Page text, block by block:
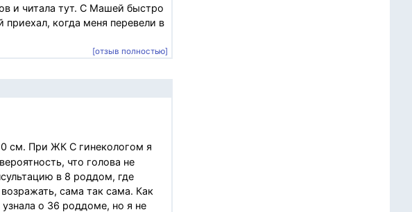
и читала тут. С Машей быстро
когда меня перевели в
[отзыв полностью]
см. При ЖК С гинекологом я
что голова не
в 8 роддом, где
сама так сама. Как
о 36 роддоме, но я не